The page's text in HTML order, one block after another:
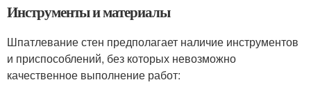
Инструменты и материалы
Шпатлевание стен предполагает наличие инструментов
и приспособлений, без которых невозможно
качественное выполнение работ: